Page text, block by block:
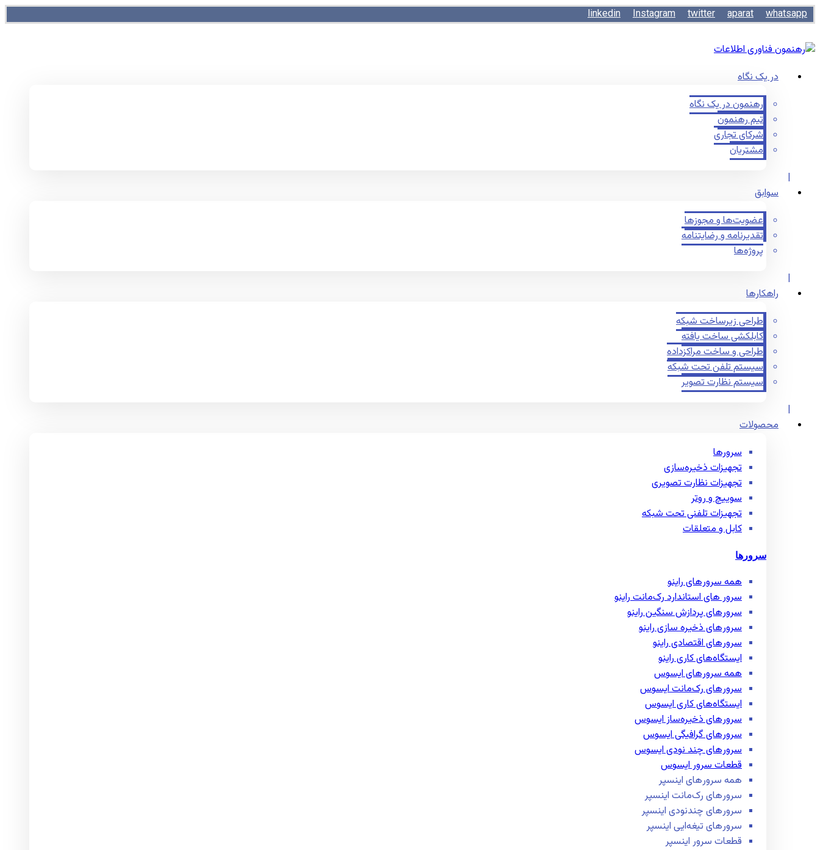
linkedin Instagram twitter aparat whatsapp
در یک نگاه
رهنمون در یک نگاه
تیم رهنمون
شرکای تجاری
مشتریان
سوابق
عضویت‌ها و مجوزها
تقدیرنامه و رضایتنامه
پروژه‌ها
راهکارها
طراحی زیرساخت شبکه
کابلکشی ساخت یافته
طراحی و ساخت مراکزداده
سیستم تلفن تحت شبکه
سیستم نظارت تصویر
محصولات
سرورها
تجهیزات ذخیره‌سازی
تجهیزات نظارت تصویری
سوییچ و روتر
تجهیزات تلفنی تحت شبکه
کابل و متعلقات
سرورها
همه سرور‌های راینو
سرور ‌های استاندارد رک‌مانت راینو
سرور‌های پردازش سنگین راینو
سرور‌های ذخیره سازی راینو
سرور‌های اقتصادی راینو
ایستگاه‌های کاری راینو
همه سرور‌های ایسوس
سرور‌های رک‌مانت ایسوس
ایستگاه‌های کاری ایسوس
سرور‌های ذخیره‌ساز ایسوس
سرور‌های گرافیگی ایسوس
سرور‌های چند نودی ایسوس
قطعات سرور ایسوس
همه سرور‌های اینسپر
سرور‌های رک‌مانت اینسپر
سرور‌های چند‌نودی اینسپر
سرور‌های تیغه‌ایی اینسپر
قطعات سرور اینسپر